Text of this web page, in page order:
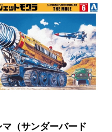
マ（サンダーバード